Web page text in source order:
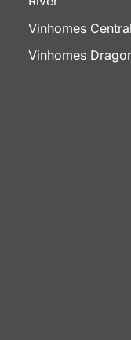
Vinhomes
Vinhomes